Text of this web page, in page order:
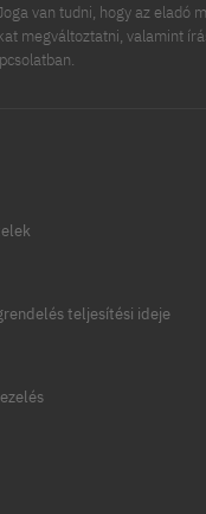
van tudni, hogy az eladó
megváltoztatni, valamint
teljesítési ideje